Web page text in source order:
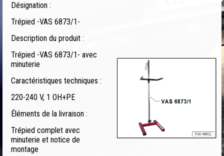
Désignation :
Trépied -VAS 6873/1-
Description du produit :
Trépied -VAS 6873/1- avec
minuterie
Caractéristiques techniques :
220-240 V, 1 OH+PE
Éléments de la livraison :
Trépied complet avec
minuterie et notice de
montage